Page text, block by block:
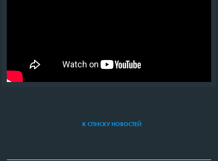
К СПИСКУ НОВОСТЕЙ